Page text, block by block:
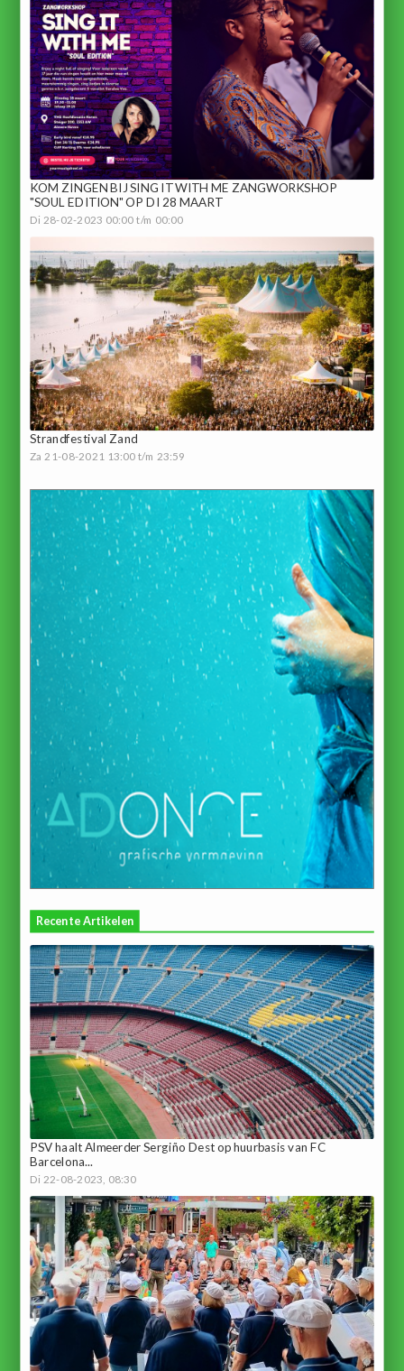
KOM ZINGEN BIJ SING IT WITH ME ZANGWORKSHOP
"SOUL EDITION" OP DI 28 MAART
Di 28-02-2023 00:00 t/m 00:00
Strandfestival Zand
Za 21-08-2021 13:00 t/m 23:59
Recente Artikelen
PSV haalt Almeerder Sergiño Dest op huurbasis van FC
Barcelona...
Di 22-08-2023, 08:30